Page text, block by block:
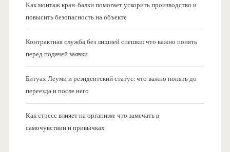
Как монтаж кран-балки помогает ускорить производство и
повысить безопасность на объекте
Контрактная служба без лишней спешки: что важно понять
перед подачей заявки
Битуах Леуми и резидентский статус: что важно понять до
переезда и после него
Как стресс влияет на организм: что замечать в
самочувствии и привычках